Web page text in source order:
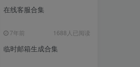
在线客服合集
7年前 1688人已阅读
临时邮箱生成合集